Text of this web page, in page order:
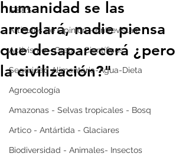
IPBES
Artículos de Opinión - Entrevistas
Activismo - Greta - Científicos
Seguridad Alimentaria-Agua-Dieta
Agroecología
Amazonas - Selvas tropicales - Bosq
Artico - Antártida - Glaciares
Biodiversidad - Animales- Insectos
humanidad se las
arreglará, nadie piensa
que desaparecerá ¿pero
la civilización?"